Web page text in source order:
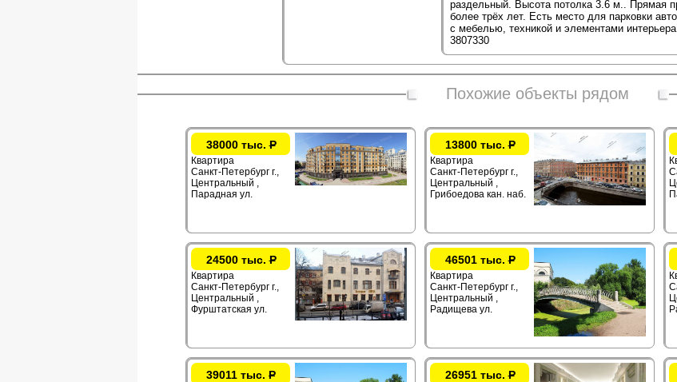
раздельный. Высота потолка 3.6 м.. Прямая
более трёх лет. Есть место для парковки
с мебелью, техникой и элементами
3807330
Похожие объекты рядом
38000 тыс.Р
Квартира
Санкт-Петербург г.,
Центральный ,
Парадная ул.
13800 тыс.Р
Квартира
Санкт-Петербург г.,
Центральный ,
Грибоедова кан. наб.
24500 тыс.Р
Квартира
Санкт-Петербург г.,
Центральный ,
Фурштатская ул.
46501 тыс.Р
Квартира
Санкт-Петербург г.,
Центральный ,
Радищева ул.
39011 тыс. Р 26951 тыс.Р